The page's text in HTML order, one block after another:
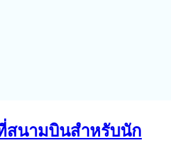
สนามบินสำหรับนัก